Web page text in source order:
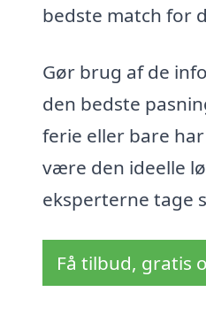
bedste match for
Gør brug af de
den bedste
ferie eller bare
være den ideelle
eksperterne tage
Få tilbud, gratis